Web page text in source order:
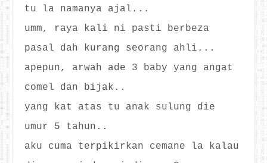
tu la namanya ajal...
umm, raya kali ni pasti berbeza
pasal dah kurang seorang ahli...
apepun, arwah ade 3 baby yang angat
comel dan bijak..
yang kat atas tu anak sulung die
umur 5 tahun..
aku cuma terpikirkan cemane la kalau